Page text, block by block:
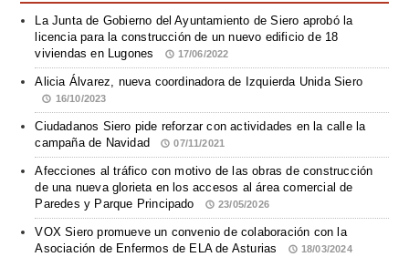
La Junta de Gobierno del Ayuntamiento de Siero aprobó la
licencia para la construcción de un nuevo edificio de 18
viviendas en Lugones
17/06/2022
Alicia Álvarez, nueva coordinadora de Izquierda Unida Siero
16/10/2023
Ciudadanos Siero pide reforzar con actividades en la calle la
campaña de Navidad
07/11/2021
Afecciones al tráfico con motivo de las obras de construcción
de una nueva glorieta en los accesos al área comercial de
Paredes y Parque Principado
23/05/2026
VOX Siero promueve un convenio de colaboración con la
Asociación de Enfermos de ELA de Asturias
18/03/2024